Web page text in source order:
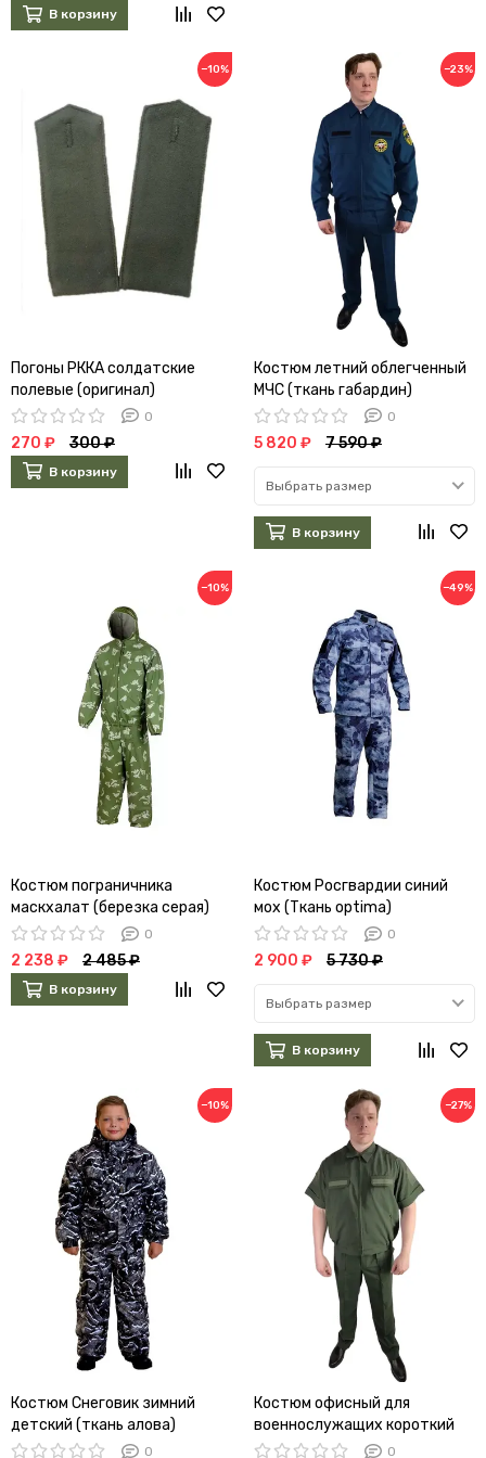
В корзину
−10%
Погоны РККА солдатские
полевые (оригинал)
0
270 ₽ 300 ₽
В корзину
−23%
Костюм летний облегченный
МЧС (ткань габардин)
0
5 820 ₽ 7 590 ₽
Выбрать размер
В корзину
−10%
Костюм пограничника
маскхалат (березка серая)
0
2 238 ₽ 2 485 ₽
В корзину
−49%
Костюм Росгвардии синий
мох (Ткань optima)
0
2 900 ₽ 5 730 ₽
Выбрать размер
В корзину
−10%
Костюм Снеговик зимний
детский (ткань алова)
0
−27%
Костюм офисный для
военнослужащих короткий
рукав (оливковый, габардин)
0